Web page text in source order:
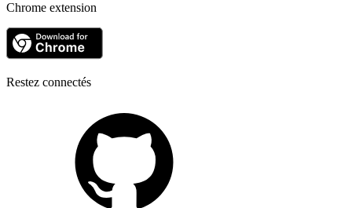
Chrome extension
Restez connectés